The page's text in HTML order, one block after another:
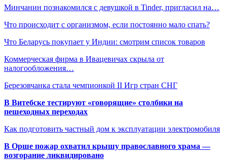
Минчанин познакомился с девушкой в Tinder, пригласил на…
Что происходит с организмом, если постоянно мало спать?
Что Беларусь покупает у Индии: смотрим список товаров
Коммерческая фирма в Ивацевичах скрыла от
налогообложения…
Березовчанка стала чемпионкой II Игр стран СНГ
В Витебске тестируют «говорящие» столбики на
пешеходных переходах
Как подготовить частный дом к эксплуатации электромобиля
В Орше пожар охватил крышу православного храма —
возгорание ликвидировано